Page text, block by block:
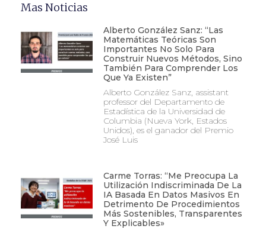
Mas Noticias
Alberto González Sanz: “Las
Matemáticas Teóricas Son
Importantes No Solo Para
Construir Nuevos Métodos, Sino
También Para Comprender Los
Que Ya Existen”
Alberto González Sanz, assistant
professor del Departamento de
Estadística de la Universidad de
Columbia (Nueva York, Estados
Unidos), es el ganador del Premio
José Luis
Carme Torras: “Me Preocupa La
Utilización Indiscriminada De La
IA Basada En Datos Masivos En
Detrimento De Procedimientos
Más Sostenibles, Transparentes
Y Explicables»